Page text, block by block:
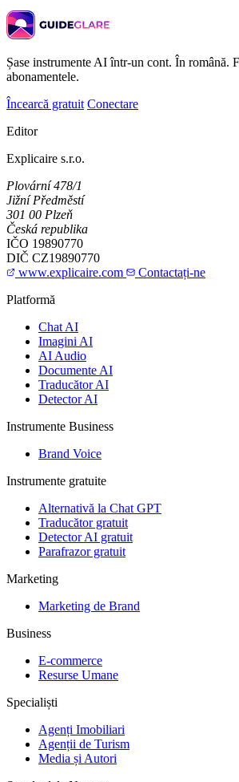
Șase instrumente AI într-un cont. În română.
abonamentele.
Încearcă gratuit Conectare
Editor
Explicaire s.r.o.
Plovární 478/1
Jižní Předměstí
301 00 Plzeň
Česká republika
IČO 19890770
DIČ CZ19890770
www.explicaire.com
Contactați-ne
Platformă
Chat AI
Imagini AI
AI Audio
Documente AI
Traducător AI
Detector AI
Instrumente Business
Brand Voice
Instrumente gratuite
Alternativă la Chat GPT
Traducător gratuit
Detector AI gratuit
Parafrazor gratuit
Marketing
Marketing de Brand
Business
E-commerce
Resurse Umane
Specialiști
Agenți Imobiliari
Agenții de Turism
Media și Autori